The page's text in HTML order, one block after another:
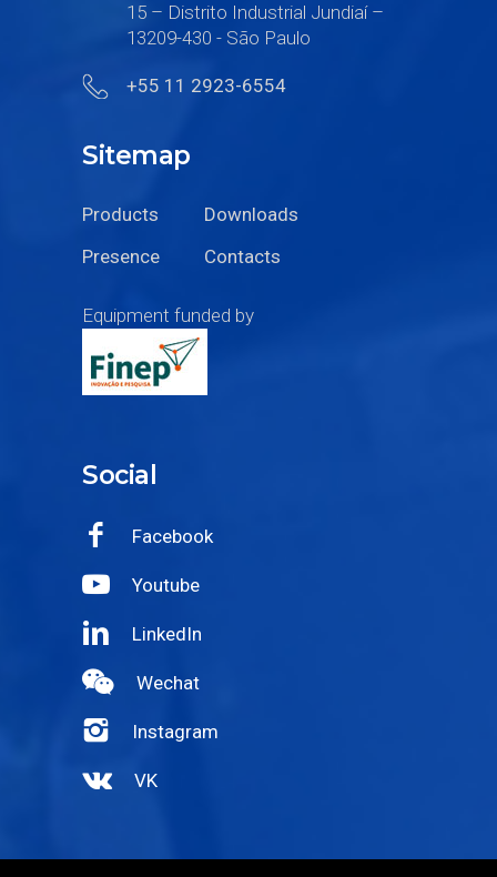
15 – Distrito Industrial Jundiaí –
13209-430 - São Paulo
+55 11 2923-6554
Sitemap
Products
Downloads
Presence
Contacts
Equipment funded by
Social
Facebook
Youtube
LinkedIn
Wechat
Instagram
VK